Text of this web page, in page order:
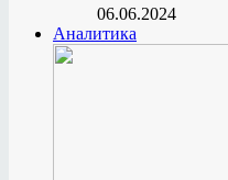
06.06.2024
Аналитика